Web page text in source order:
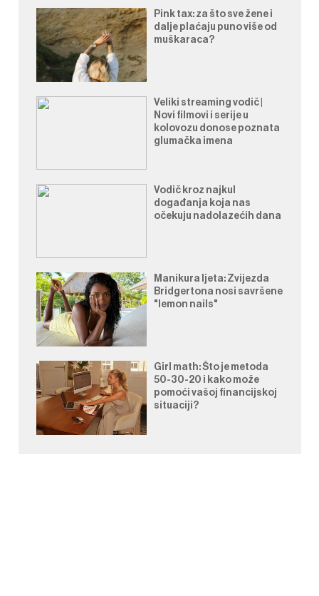
Pink tax: za što sve žene i
dalje plaćaju puno više od
muškaraca?
Veliki streaming vodič |
Novi filmovi i serije u
kolovozu donose poznata
glumačka imena
Vodič kroz najkul
događanja koja nas
očekuju nadolazećih dana
Manikura ljeta: Zvijezda
Bridgertona nosi savršene
"lemon nails"
Girl math: Što je metoda
50-30-20 i kako može
pomoći vašoj financijskoj
situaciji?